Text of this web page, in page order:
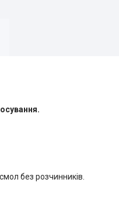
без розчинників.